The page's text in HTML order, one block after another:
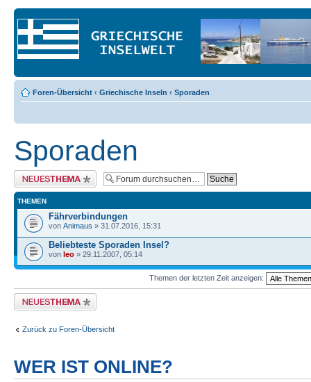
Foren-Übersicht ‹ Griechische Inseln ‹ Sporaden
Sporaden
Neues Thema erstellen
THEMEN
Fährverbindungen
von Animaus » 31.07.2016, 15:31
Beliebteste Sporaden Insel?
von leo » 29.11.2007, 05:14
Themen der letzten Zeit anzeigen:
Neues Thema erstellen
Zurück zu Foren-Übersicht
WER IST ONLINE?